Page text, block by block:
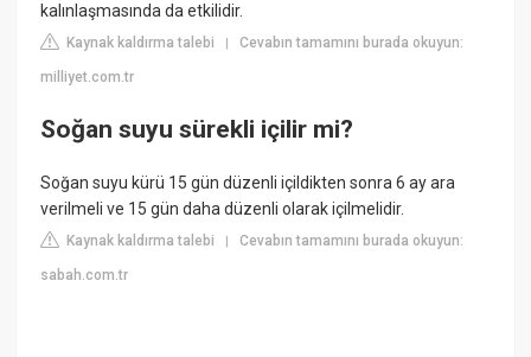
kalınlaşmasında da etkilidir.
Kaynak kaldırma talebi |Cevabın tamamını burada okuyun:
milliyet.com.tr
Soğan suyu sürekli içilir mi?
Soğan suyu kürü 15 gün düzenli içildikten sonra 6 ay ara
verilmeli ve 15 gün daha düzenli olarak içilmelidir.
Kaynak kaldırma talebi |Cevabın tamamını burada okuyun:
sabah.com.tr